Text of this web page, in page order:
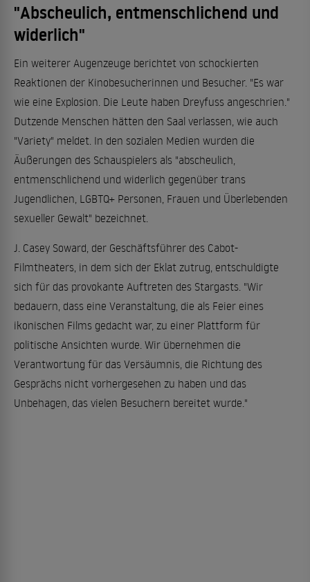
"Abscheulich, entmenschlichend und
widerlich"
Ein weiterer Augenzeuge berichtet von schockierten
Reaktionen der Kinobesucherinnen und Besucher. "Es war
wie eine Explosion. Die Leute haben Dreyfuss angeschrien."
Dutzende Menschen hätten den Saal verlassen, wie auch
"Variety" meldet. In den sozialen Medien wurden die
Äußerungen des Schauspielers als "abscheulich,
entmenschlichend und widerlich gegenüber trans
Jugendlichen, LGBTQ+ Personen, Frauen und Überlebenden
sexueller Gewalt" bezeichnet.
J. Casey Soward, der Geschäftsführer des Cabot-
Filmtheaters, in dem sich der Eklat zutrug, entschuldigte
sich für das provokante Auftreten des Stargasts. "Wir
bedauern, dass eine Veranstaltung, die als Feier eines
ikonischen Films gedacht war, zu einer Plattform für
politische Ansichten wurde. Wir übernehmen die
Verantwortung für das Versäumnis, die Richtung des
Gesprächs nicht vorhergesehen zu haben und das
Unbehagen, das vielen Besuchern bereitet wurde."